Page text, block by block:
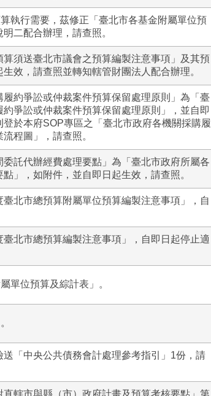
執行需要，茲修正「臺北市各基金附屬單位預
二配合辦理，請查照。
須送臺北市議會之預算編製注意事項」及其預
效，請查照並轉知轄管財團法人配合辦理。
約爭訟或仲裁案件預算保留處理原則」為「臺
爭訟或仲裁案件預算保留處理原則」，並自即
於本府SOP專區之「臺北市政府各機關採購履
程圖」，請查照。
託代辦經費處理要點」為「臺北市政府所屬各
」，如附件，並自即日起生效，請查照。
北市總預算附屬單位預算編製注意事項」，自
北市總預算編製注意事項」，自即日起停止適
單位預算及綜計表」。
「中央公共債務會計處理參考指引」1份，請
轄市與縣（市）政府計畫及預算考核要點」第